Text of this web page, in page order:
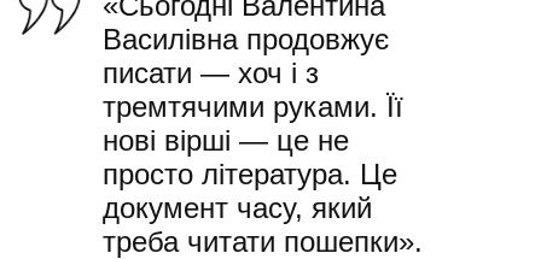
Василівна продовжує
писати — хоч і з
тремтячими руками. Її
нові вірші — це не
просто література. Це
документ часу, який
треба читати пошепки».